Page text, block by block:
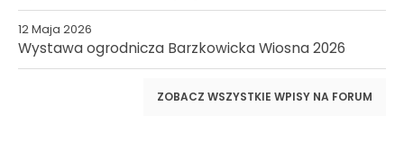
12 Maja 2026
Wystawa ogrodnicza Barzkowicka Wiosna 2026
ZOBACZ WSZYSTKIE WPISY NA FORUM